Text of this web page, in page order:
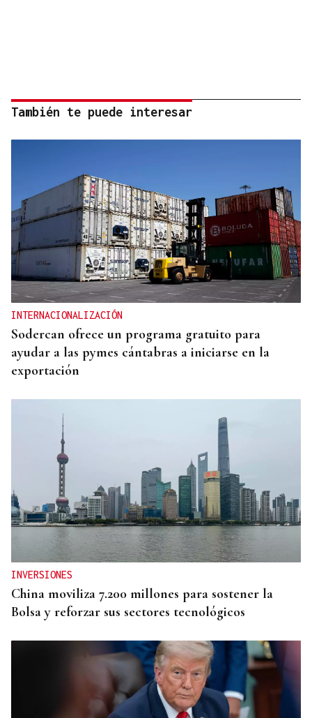
También te puede interesar
INTERNACIONALIZACIÓN
Sodercan ofrece un programa gratuito para
ayudar a las pymes cántabras a iniciarse en la
exportación
INVERSIONES
China moviliza 7.200 millones para sostener la
Bolsa y reforzar sus sectores tecnológicos